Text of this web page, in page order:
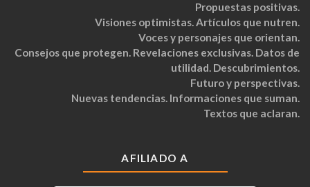
Propuestas positivas.
Visiones optimistas. Artículos que nutren.
Voces y personajes que orientan.
Consejos que protegen. Revelaciones exclusivas. Datos de
utilidad. Descubrimientos.
Futuro y perspectivas.
Nuevas tendencias. Informaciones que suman.
Textos que aclaran.
AFILIADO A